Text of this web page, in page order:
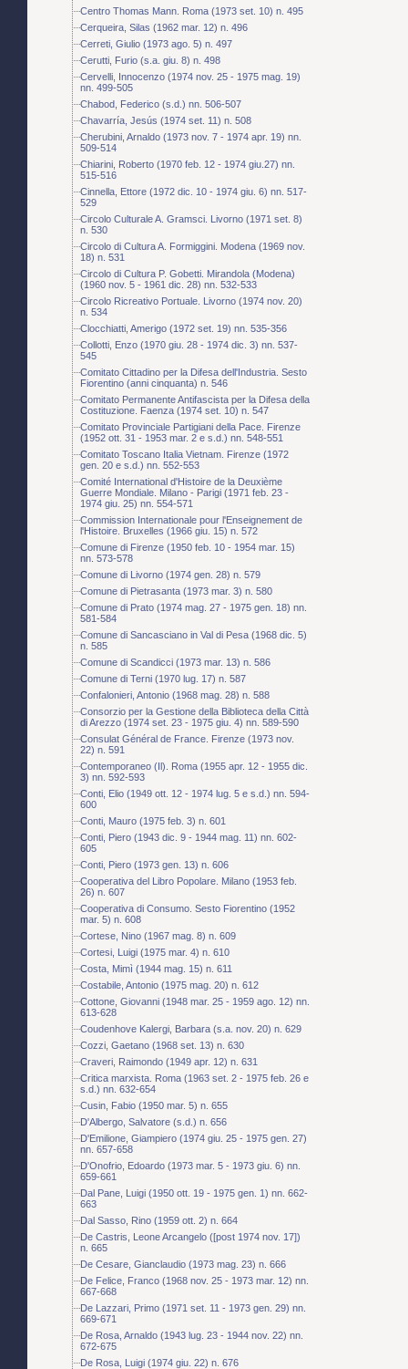
Centro Thomas Mann. Roma (1973 set. 10) n. 495
Cerqueira, Silas (1962 mar. 12) n. 496
Cerreti, Giulio (1973 ago. 5) n. 497
Cerutti, Furio (s.a. giu. 8) n. 498
Cervelli, Innocenzo (1974 nov. 25 - 1975 mag. 19)
nn. 499-505
Chabod, Federico (s.d.) nn. 506-507
Chavarría, Jesús (1974 set. 11) n. 508
Cherubini, Arnaldo (1973 nov. 7 - 1974 apr. 19) nn.
509-514
Chiarini, Roberto (1970 feb. 12 - 1974 giu.27) nn.
515-516
Cinnella, Ettore (1972 dic. 10 - 1974 giu. 6) nn. 517-
529
Circolo Culturale A. Gramsci. Livorno (1971 set. 8)
n. 530
Circolo di Cultura A. Formiggini. Modena (1969 nov.
18) n. 531
Circolo di Cultura P. Gobetti. Mirandola (Modena)
(1960 nov. 5 - 1961 dic. 28) nn. 532-533
Circolo Ricreativo Portuale. Livorno (1974 nov. 20)
n. 534
Clocchiatti, Amerigo (1972 set. 19) nn. 535-356
Collotti, Enzo (1970 giu. 28 - 1974 dic. 3) nn. 537-
545
Comitato Cittadino per la Difesa dell'Industria. Sesto
Fiorentino (anni cinquanta) n. 546
Comitato Permanente Antifascista per la Difesa della
Costituzione. Faenza (1974 set. 10) n. 547
Comitato Provinciale Partigiani della Pace. Firenze
(1952 ott. 31 - 1953 mar. 2 e s.d.) nn. 548-551
Comitato Toscano Italia Vietnam. Firenze (1972
gen. 20 e s.d.) nn. 552-553
Comité International d'Histoire de la Deuxième
Guerre Mondiale. Milano - Parigi (1971 feb. 23 -
1974 giu. 25) nn. 554-571
Commission Internationale pour l'Enseignement de
l'Histoire. Bruxelles (1966 giu. 15) n. 572
Comune di Firenze (1950 feb. 10 - 1954 mar. 15)
nn. 573-578
Comune di Livorno (1974 gen. 28) n. 579
Comune di Pietrasanta (1973 mar. 3) n. 580
Comune di Prato (1974 mag. 27 - 1975 gen. 18) nn.
581-584
Comune di Sancasciano in Val di Pesa (1968 dic. 5)
n. 585
Comune di Scandicci (1973 mar. 13) n. 586
Comune di Terni (1970 lug. 17) n. 587
Confalonieri, Antonio (1968 mag. 28) n. 588
Consorzio per la Gestione della Biblioteca della Città
di Arezzo (1974 set. 23 - 1975 giu. 4) nn. 589-590
Consulat Général de France. Firenze (1973 nov.
22) n. 591
Contemporaneo (Il). Roma (1955 apr. 12 - 1955 dic.
3) nn. 592-593
Conti, Elio (1949 ott. 12 - 1974 lug. 5 e s.d.) nn. 594-
600
Conti, Mauro (1975 feb. 3) n. 601
Conti, Piero (1943 dic. 9 - 1944 mag. 11) nn. 602-
605
Conti, Piero (1973 gen. 13) n. 606
Cooperativa del Libro Popolare. Milano (1953 feb.
26) n. 607
Cooperativa di Consumo. Sesto Fiorentino (1952
mar. 5) n. 608
Cortese, Nino (1967 mag. 8) n. 609
Cortesi, Luigi (1975 mar. 4) n. 610
Costa, Mimì (1944 mag. 15) n. 611
Costabile, Antonio (1975 mag. 20) n. 612
Cottone, Giovanni (1948 mar. 25 - 1959 ago. 12) nn.
613-628
Coudenhove Kalergi, Barbara (s.a. nov. 20) n. 629
Cozzi, Gaetano (1968 set. 13) n. 630
Craveri, Raimondo (1949 apr. 12) n. 631
Critica marxista. Roma (1963 set. 2 - 1975 feb. 26 e
s.d.) nn. 632-654
Cusin, Fabio (1950 mar. 5) n. 655
D'Albergo, Salvatore (s.d.) n. 656
D'Emilione, Giampiero (1974 giu. 25 - 1975 gen. 27)
nn. 657-658
D'Onofrio, Edoardo (1973 mar. 5 - 1973 giu. 6) nn.
659-661
Dal Pane, Luigi (1950 ott. 19 - 1975 gen. 1) nn. 662-
663
Dal Sasso, Rino (1959 ott. 2) n. 664
De Castris, Leone Arcangelo ([post 1974 nov. 17])
n. 665
De Cesare, Gianclaudio (1973 mag. 23) n. 666
De Felice, Franco (1968 nov. 25 - 1973 mar. 12) nn.
667-668
De Lazzari, Primo (1971 set. 11 - 1973 gen. 29) nn.
669-671
De Rosa, Arnaldo (1943 lug. 23 - 1944 nov. 22) nn.
672-675
De Rosa, Luigi (1974 giu. 22) n. 676